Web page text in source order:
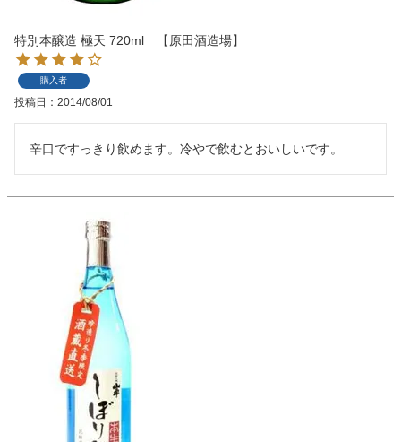
特別本醸造 極天 720ml 【原田酒造場】
購入者
投稿日 2014/08/01
辛口ですっきり飲めます。冷やで飲むとおいしいです。